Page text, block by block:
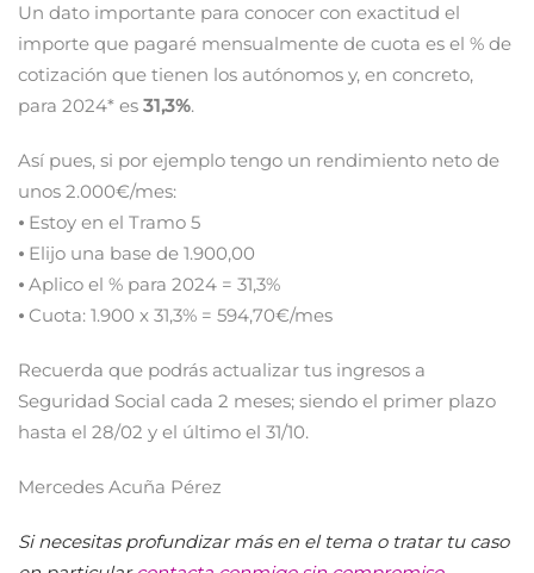
Un dato importante para conocer con exactitud el
importe que pagaré mensualmente de cuota es el % de
cotización que tienen los autónomos y, en concreto,
para 2024* es 31,3%.
Así pues, si por ejemplo tengo un rendimiento neto de
unos 2.000€/mes:
⦁ Estoy en el Tramo 5
⦁ Elijo una base de 1.900,00
⦁ Aplico el % para 2024 = 31,3%
⦁ Cuota: 1.900 x 31,3% = 594,70€/mes
Recuerda que podrás actualizar tus ingresos a
Seguridad Social cada 2 meses; siendo el primer plazo
hasta el 28/02 y el último el 31/10.
Mercedes Acuña Pérez
Si necesitas profundizar más en el tema o tratar tu caso